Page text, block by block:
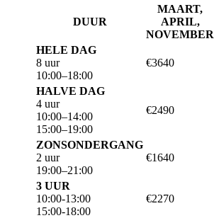
DUUR
MAART,
APRIL,
NOVEMBER
HELE DAG
8 uur
10:00–18:00
€3640
HALVE DAG
4 uur
10:00–14:00
15:00–19:00
€2490
ZONSONDERGANG
2 uur
19:00–21:00
€1640
3 UUR
10:00-13:00
15:00-18:00
€2270